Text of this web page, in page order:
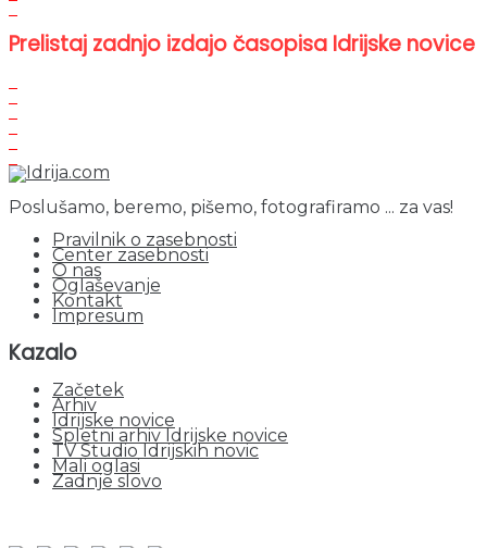
Prelistaj zadnjo izdajo časopisa Idrijske novice
Poslušamo, beremo, pišemo, fotografiramo ... za vas!
Pravilnik o zasebnosti
Center zasebnosti
O nas
Oglaševanje
Kontakt
Impresum
Kazalo
Začetek
Arhiv
Idrijske novice
Spletni arhiv Idrijske novice
TV Studio Idrijskih novic
Mali oglasi
Zadnje slovo